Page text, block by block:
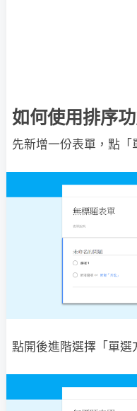
如何使用排序
先新增一份表單，點「
點開後進階選擇「單選